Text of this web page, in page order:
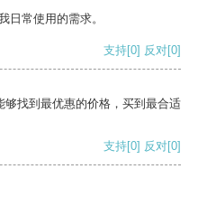
日常使用的需求。
支持[0] 反对[0]
找到最优惠的价格，买到最合适
支持[0] 反对[0]